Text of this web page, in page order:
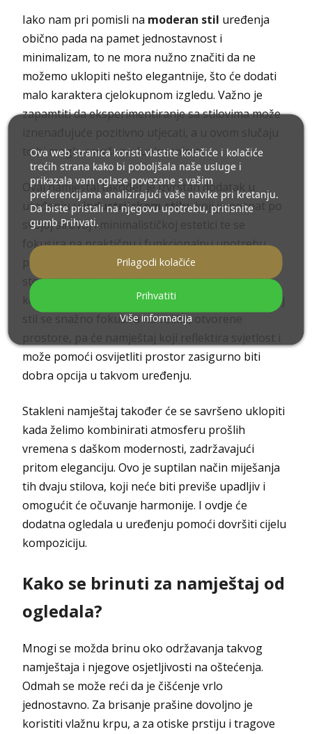
Iako nam pri pomisli na moderan stil uređenja
obično pada na pamet jednostavnost i
minimalizam, to ne mora nužno značiti da ne
možemo uklopiti nešto elegantnije, što će dodati
malo karaktera cjelokupnom izgledu. Važno je
zapamtiti da eksperimentiranje sa stilovima može
iznenađujuće pozitivno utjecati, a u ovom slučaju
to bi moglo savršeno funkcionirati.
Ovaj namještaj također je izvrstan dodatak u
uređenju uindustrijskom stilu, koji je poznat po
svojoj sirovoj i minimalističkoj estetici te se
fokusira na praktičnu i funkcionalnu upotrebu
prostora i namještaja. Savršeno će se uklopiti
stolić ili toaletni stolić koji je ujedno ogledalo,
kombinirajući dekorativnost i funkcionalnost. Ovaj
stil se snažno fokusira na velike, otvorene
prostore, pa će namještaj koji reflektira svjetlost i
može pomoći osvijetliti prostor zasigurno biti
dobra opcija u takvom uređenju.
Stakleni namještaj također će se savršeno uklopiti
kada želimo kombinirati atmosferu prošlih
vremena s daškom modernosti, zadržavajući
pritom eleganciju. Ovo je suptilan način miješanja
tih dvaju stilova, koji neće biti previše upadljiv i
omogućit će očuvanje harmonije. I ovdje će
dodatna ogledala u uređenju pomoći dovršiti cijelu
kompoziciju.
Kako se brinuti za namještaj od
ogledala?
Mnogi se možda brinu oko održavanja takvog
namještaja i njegove osjetljivosti na oštećenja.
Odmah se može reći da je čišćenje vrlo
jednostavno. Za brisanje prašine dovoljno je
koristiti vlažnu krpu, a za otiske prstiju i tragove
Ova web stranica koristi vlastite kolačiće i kolačiće
trećih strana kako bi poboljšala naše usluge i
prikazala vam oglase povezane s vašim
preferencijama analizirajući vaše navike pri kretanju.
Da biste pristali na njegovu upotrebu, pritisnite
gumb Prihvati.
Više informacija
Prilagodi kolačiće
Prihvatiti